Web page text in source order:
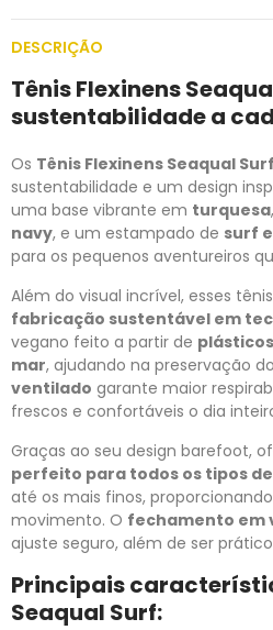
DESCRIÇÃO
Tênis Flexinens
sustentabilidade a
Os Tênis Flexinens Seaqual Surf
sustentabilidade e um design
uma base vibrante em turquesa
navy, e um estampado de surf
para os pequenos aventureiros
Além do visual incrível, esses
fabricação sustentável em
vegano feito a partir de
mar, ajudando na preservação
ventilado garante maior
frescos e confortáveis o dia
Graças ao seu design barefoot,
perfeito para todos os tipos
até os mais finos,
movimento. O fechamento em
ajuste seguro, além de ser
Principais
Seaqual Surf: